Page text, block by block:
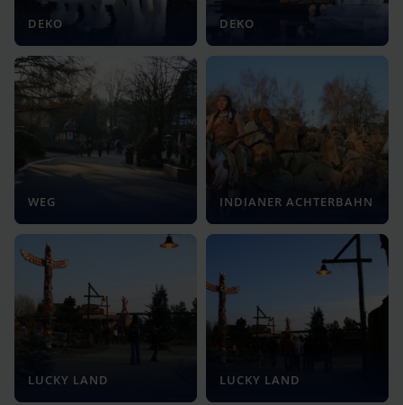
DEKO DEKO
WEG INDIANER ACHTERBAHN
LUCKY LAND LUCKY LAND